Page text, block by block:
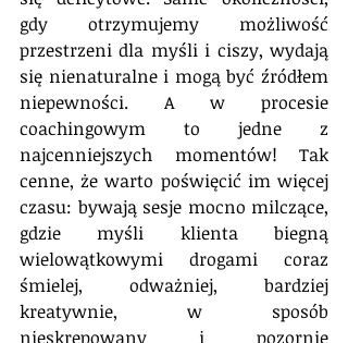
gdy otrzymujemy możliwość
przestrzeni dla myśli i ciszy, wydają
się nienaturalne i mogą być źródłem
niepewności. A w procesie
coachingowym to jedne z
najcenniejszych momentów! Tak
cenne, że warto poświęcić im więcej
czasu: bywają sesje mocno milczące,
gdzie myśli klienta biegną
wielowątkowymi drogami coraz
śmielej, odważniej, bardziej
kreatywnie, w sposób
nieskrępowany i pozornie